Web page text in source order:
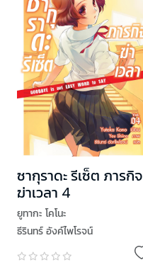
ซากุราดะ รีเซ็ต ภารกิจ
ฆ่าเวลา 4
ยูทากะ โคโนะ
ธีรินทร์ อังค์ไพโรจน์